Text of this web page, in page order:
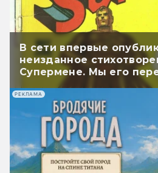
В сети впервые
неизданное
Супермене. Мы его
РЕКЛАМА